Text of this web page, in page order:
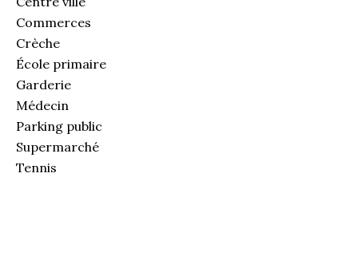
Commerces
Crèche
École primaire
Garderie
Médecin
Parking public
Supermarché
Tennis